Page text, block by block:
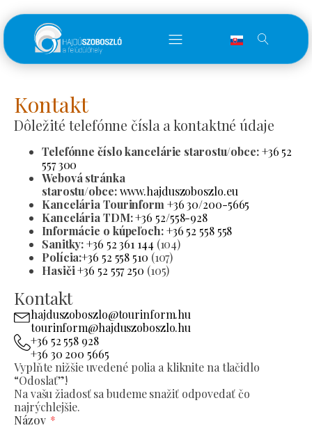
Kontakt
Dôležité telefónne čísla a kontaktné údaje
Telefónne číslo kancelárie starostu/obce:+36 52
557 300
Webová stránka
starostu/obce: www.hajduszoboszlo.eu
Kancelária Tourinform +36 30/200-5665
Kancelária TDM:+36 52/558-928
Informácie o kúpeľoch:+36 52 558 558
Sanitky:+36 52 361 144 (104)
Polícia:+36 52 558 510 (107)
Hasiči +36 52 557 250 (105)
Kontakt
hajduszoboszlo@tourinform.hu
tourinform@hajduszoboszlo.hu
+36 52 558 928
+36 30 200 5665
Vyplňte nižšie uvedené polia a kliknite na tlačidlo
“Odoslať”!
Na vašu žiadosť sa budeme snažiť odpovedať čo
najrýchlejšie.
Názov